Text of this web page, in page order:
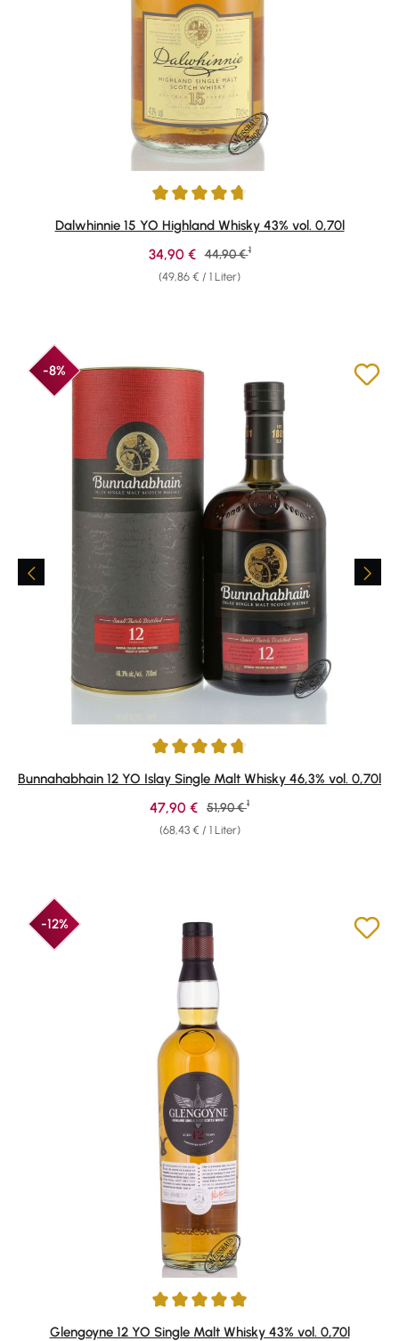
Durchschnittliche Bewertung von 4.82 von 5 Sternen
Dalwhinnie 15 YO Highland Whisky 43% vol. 0,70l
(49,86 € / 1 Liter)
Verkaufspreis:
34,90 € Regulärer Preis:
44,90 € 1
-8%
Durchschnittliche Bewertung von 4.83 von 5 Sternen
Bunnahabhain 12 YO Islay Single Malt Whisky 46,3% vol. 0,70l
(68,43 € / 1 Liter)
Verkaufspreis:
47,90 € Regulärer Preis:
51,90 € 1
-12%
Durchschnittliche Bewertung von 4.91 von 5 Sternen
Glengoyne 12 YO Single Malt Whisky 43% vol. 0,70l